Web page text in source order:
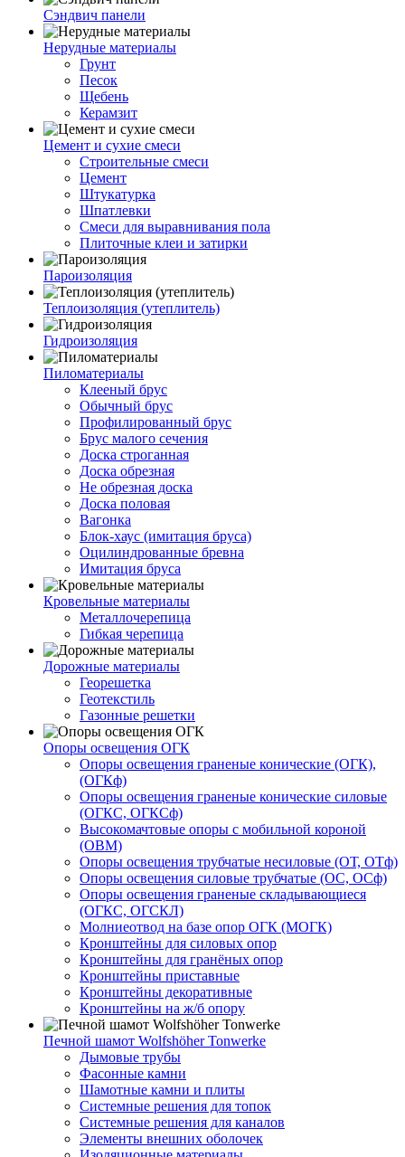
Сэндвич панели
Нерудные материалы
Грунт
Песок
Щебень
Керамзит
Цемент и сухие смеси
Строительные смеси
Цемент
Штукатурка
Шпатлевки
Смеси для выравнивания пола
Плиточные клеи и затирки
Пароизоляция
Теплоизоляция (утеплитель)
Гидроизоляция
Пиломатериалы
Клееный брус
Обычный брус
Профилированный брус
Брус малого сечения
Доска строганная
Доска обрезная
Не обрезная доска
Доска половая
Вагонка
Блок-хаус (имитация бруса)
Оцилиндрованные бревна
Имитация бруса
Кровельные материалы
Металлочерепица
Гибкая черепица
Дорожные материалы
Георешетка
Геотекстиль
Газонные решетки
Опоры освещения ОГК
Опоры освещения граненые конические (ОГК),
(ОГКф)
Опоры освещения граненые конические силовые
(ОГКС, ОГКСф)
Высокомачтовые опоры с мобильной короной
(ОВМ)
Опоры освещения трубчатые несиловые (ОТ, ОТф)
Опоры освещения силовые трубчатые (ОС, ОСф)
Опоры освещения граненые складывающиеся
(ОГКС, ОГСКЛ)
Молниеотвод на базе опор ОГК (МОГК)
Кронштейны для силовых опор
Кронштейны для гранёных опор
Кронштейны приставные
Кронштейны декоративные
Кронштейны на ж/б опору
Печной шамот Wolfshöher Tonwerke
Дымовые трубы
Фасонные камни
Шамотные камни и плиты
Системные решения для топок
Системные решения для каналов
Элементы внешних оболочек